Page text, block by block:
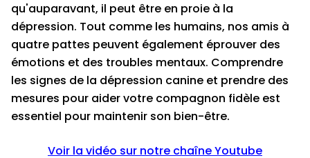
qu'auparavant, il peut être en proie à la
dépression. Tout comme les humains, nos amis à
quatre pattes peuvent également éprouver des
émotions et des troubles mentaux. Comprendre
les signes de la dépression canine et prendre des
mesures pour aider votre compagnon fidèle est
essentiel pour maintenir son bien-être.
Voir la vidéo sur notre chaîne Youtube